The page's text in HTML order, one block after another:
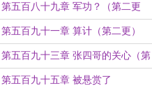
更，五千字）
第五百八十九章 军功？（第二更
5000+）
第五百九十一章 算计（第二更）
第五百九十三章 张四哥的关心（第
二更）
第五百九十五章 被悬赏了